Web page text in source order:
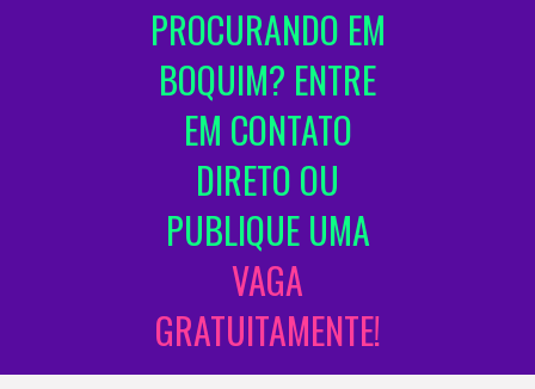
PROCURANDO EM
BOQUIM? ENTRE
EM CONTATO
DIRETO OU
PUBLIQUE UMA
VAGA
GRATUITAMENTE!